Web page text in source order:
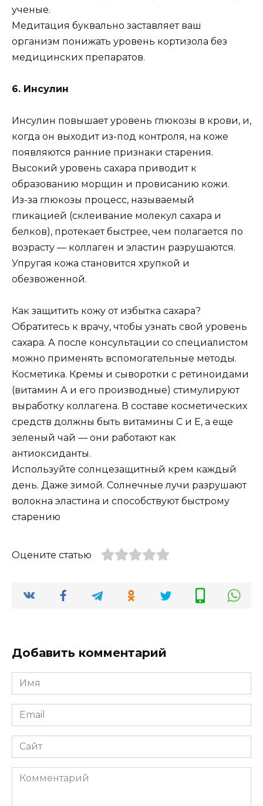
ученые.
Медитация буквально заставляет ваш
организм понижать уровень кортизола без
медицинских препаратов.
6. Инсулин
Инсулин повышает уровень глюкозы в крови, и,
когда он выходит из-под контроля, на коже
появляются ранние признаки старения.
Высокий уровень сахара приводит к
образованию морщин и провисанию кожи.
Из-за глюкозы процесс, называемый
гликацией (склеивание молекул сахара и
белков), протекает быстрее, чем полагается по
возрасту — коллаген и эластин разрушаются.
Упругая кожа становится хрупкой и
обезвоженной.
Как защитить кожу от избытка сахара?
Обратитесь к врачу, чтобы узнать свой уровень
сахара. А после консультации со специалистом
можно применять вспомогательные методы.
Косметика. Кремы и сыворотки с ретиноидами
(витамин А и его производные) стимулируют
выработку коллагена. В составе косметических
средств должны быть витамины С и Е, а еще
зеленый чай — они работают как
антиоксиданты.
Используйте солнцезащитный крем каждый
день. Даже зимой. Солнечные лучи разрушают
волокна эластина и способствуют быстрому
старению
Оцените статью
Добавить комментарий
Имя
*
Email
*
Сайт
Комментарий